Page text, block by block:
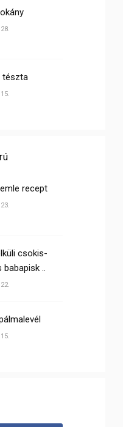
tészta
recept
csokis-
babapisk ..